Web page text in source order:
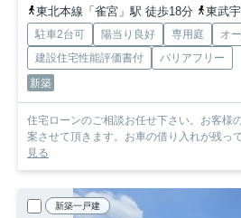
東北本線「雀宮」駅 徒歩18分
東武宇
駐車2台可 陽当り良好 専用庭
オ
建設住宅性能評価書付
バリアフリー
新築
住宅ローンのご相談お任せ下さい。お客様
案させて頂きます。お車の借り入れが残っ
見る
新築一戸建